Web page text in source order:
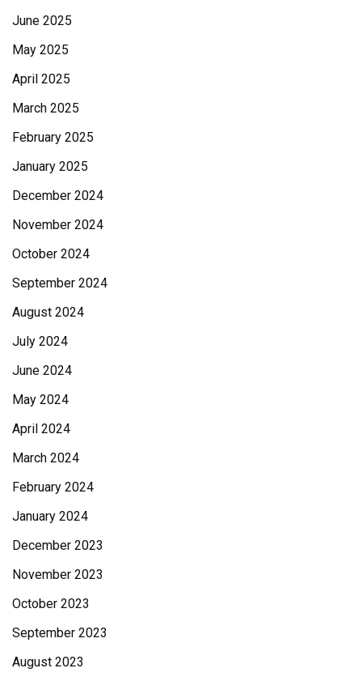
June 2025
May 2025
April 2025
March 2025
February 2025
January 2025
December 2024
November 2024
October 2024
September 2024
August 2024
July 2024
June 2024
May 2024
April 2024
March 2024
February 2024
January 2024
December 2023
November 2023
October 2023
September 2023
August 2023